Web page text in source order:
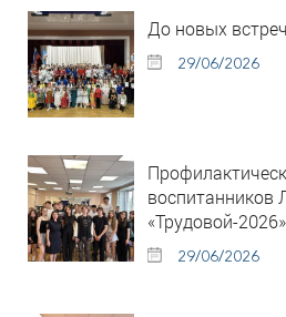
До новых
29/06/2026
воспитанников
«Трудовой-2026»
29/06/2026